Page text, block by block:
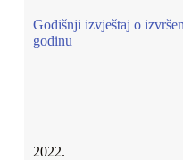
Godišnji izvještaj o
godinu
2022.